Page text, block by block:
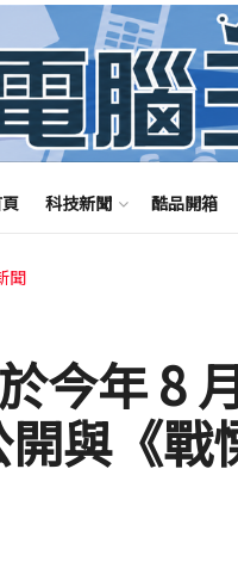
科技新聞 酷品開箱
聞
今年 8
與《戰